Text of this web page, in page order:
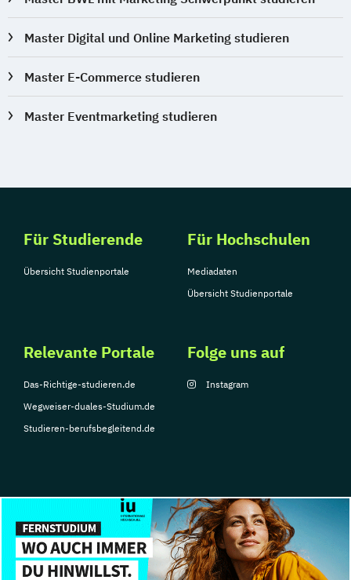
Master Digital und Online Marketing studieren
Master E-Commerce studieren
Master Eventmarketing studieren
Für Studierende
Übersicht Studienportale
Für Hochschulen
Mediadaten
Übersicht Studienportale
Relevante Portale
Das-Richtige-studieren.de
Wegweiser-duales-Studium.de
Studieren-berufsbegleitend.de
Folge uns auf
Instagram
© Copyright 2026, TarGroup Media GmbH
Impressum
Datenschutzerklärung Nutzungsbedingungen